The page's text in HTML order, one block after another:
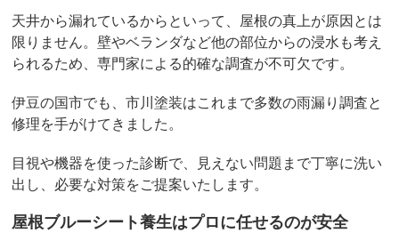
天井から漏れているからといって、屋根の真上が原因とは
限りません。壁やベランダなど他の部位からの浸水も考え
られるため、専門家による的確な調査が不可欠です。
伊豆の国市でも、市川塗装はこれまで多数の雨漏り調査と
修理を手がけてきました。
目視や機器を使った診断で、見えない問題まで丁寧に洗い
出し、必要な対策をご提案いたします。
屋根ブルーシート養生はプロに任せるのが安全